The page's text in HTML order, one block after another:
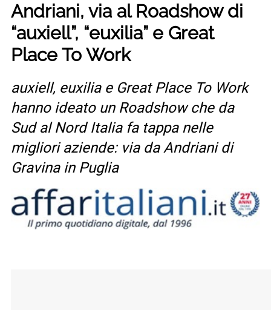
Andriani, via al Roadshow di
“auxiell”, “euxilia” e Great
Place To Work
auxiell, euxilia e Great Place To Work
hanno ideato un Roadshow che da
Sud al Nord Italia fa tappa nelle
migliori aziende: via da Andriani di
Gravina in Puglia